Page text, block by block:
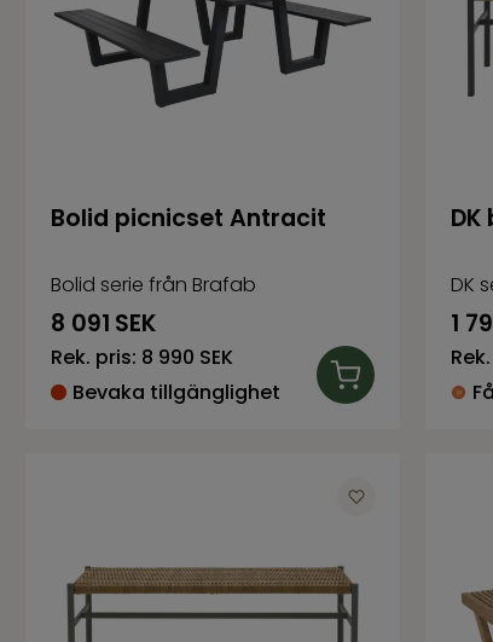
Bolid picnicset Antracit
Bolid serie från Brafab
8 091 SEK
Rek. pris: 8 990 SEK
Bevaka tillgänglighet
DK
1